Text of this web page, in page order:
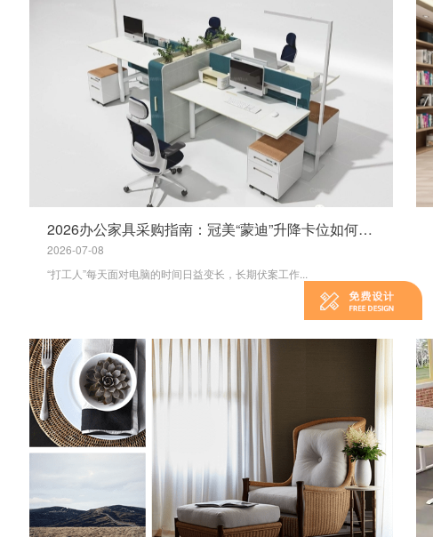
2026办公家具采购指南：冠美“蒙迪”升降卡位如何从“视角、手型、脊椎”三个维度改善久坐问题？
2026-07-08
“打工人”每天面对电脑的时间日益变长，长期伏案工作...